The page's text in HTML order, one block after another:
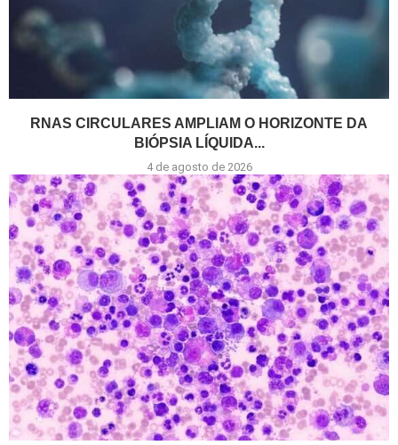
RNAS CIRCULARES AMPLIAM O HORIZONTE DA
BIÓPSIA LÍQUIDA...
4 de agosto de 2026